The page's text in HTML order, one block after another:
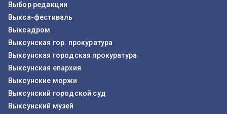
Выбор редакции
Выкса-фестиваль
Выксадром
Выксунская гор. прокуратура
Выксунская городская прокуратура
Выксунская епархия
Выксунские моржи
Выксунский городской суд
Выксунский музей